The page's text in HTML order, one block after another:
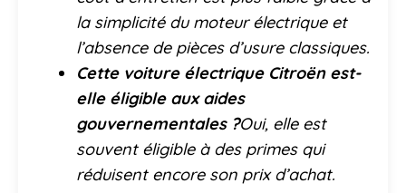
la simplicité du moteur électrique et
l’absence de pièces d’usure classiques.
Cette voiture électrique Citroën est-
elle éligible aux aides
gouvernementales ?Oui, elle est
souvent éligible à des primes qui
réduisent encore son prix d’achat.